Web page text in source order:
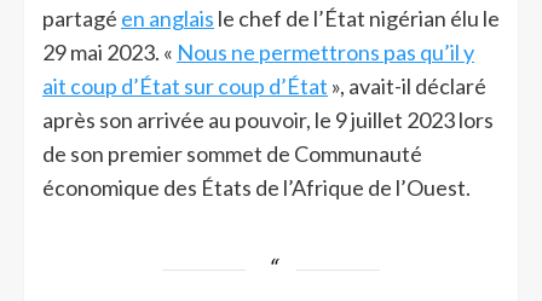
partagé en anglais le chef de l’État nigérian élu le
29 mai 2023. « Nous ne permettrons pas qu’il y
ait coup d’État sur coup d’État », avait-il déclaré
après son arrivée au pouvoir, le 9 juillet 2023 lors
de son premier sommet de Communauté
économique des États de l’Afrique de l’Ouest.